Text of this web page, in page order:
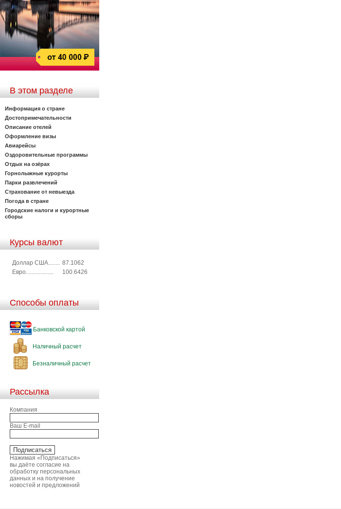
В этом разделе
Информация о стране
Достопримечательности
Описание отелей
Оформление визы
Авиарейсы
Оздоровительные программы
Отдых на озёрах
Горнолыжные курорты
Парки развлечений
Страхование от невыезда
Погода в стране
Городские налоги и курортные
сборы
Курсы валют
Доллар США........ 87.1062
Евро...................
100.6426
Способы оплаты
Банковской картой
Наличный расчет
Безналичный расчет
Рассылка
Компания
Ваш E-mail
Нажимая «Подписаться»
вы даёте согласие на
обработку персональных
данных и на получение
новостей и предложений